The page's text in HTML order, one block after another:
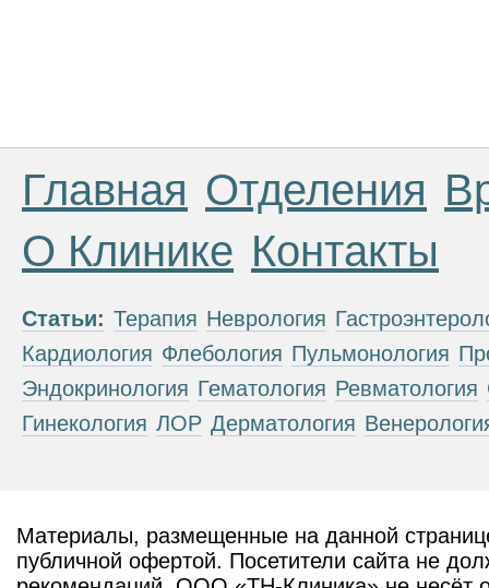
Главная Отделения
О Клинике Контакты
Статьи: Терапия Неврология
Кардиология Флебология Пульмонология
Эндокринология Гематология Ревматология
Гинекология ЛОР Дерматология
Материалы, размещенные на данной
публичной офертой. Посетители сайта не